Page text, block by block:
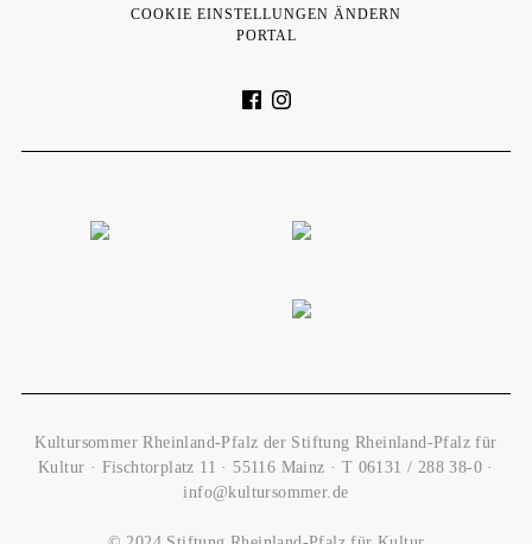
COOKIE EINSTELLUNGEN ÄNDERN
PORTAL
Kultursommer Rheinland-Pfalz der Stiftung Rheinland-Pfalz für
Kultur · Fischtorplatz 11 · 55116 Mainz · T 06131 / 288 38-0 ·
info@kultursommer.de